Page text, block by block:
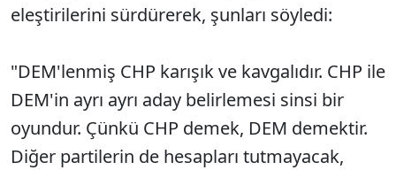
eleştirilerini sürdürerek, şunları söyledi:
"DEM'lenmiş CHP karışık ve kavgalıdır. CHP ile
DEM'in ayrı ayrı aday belirlemesi sinsi bir
oyundur. Çünkü CHP demek, DEM demektir.
Diğer partilerin de hesapları tutmayacak,